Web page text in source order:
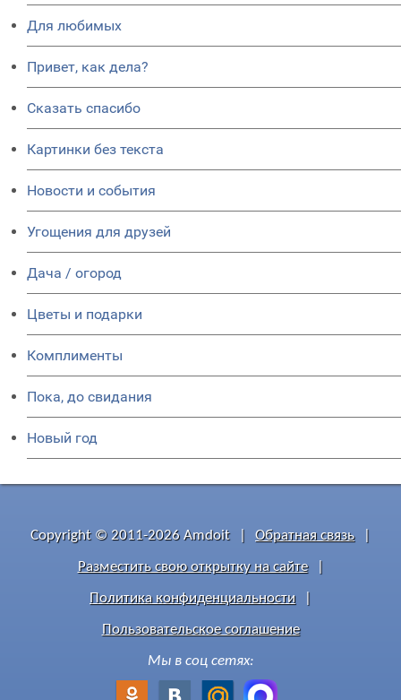
Для любимых
Привет, как дела?
Сказать спасибо
Картинки без текста
Новости и события
Угощения для друзей
Дача / огород
Цветы и подарки
Комплименты
Пока, до свидания
Новый год
Copyright © 2011-2026 Amdoit Обратная связь
Разместить свою открытку на сайте
Политика конфиденциальности
Пользовательское соглашение
Мы в соц сетях: